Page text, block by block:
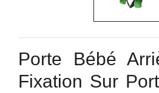
Porte Bébé
Fixation Sur